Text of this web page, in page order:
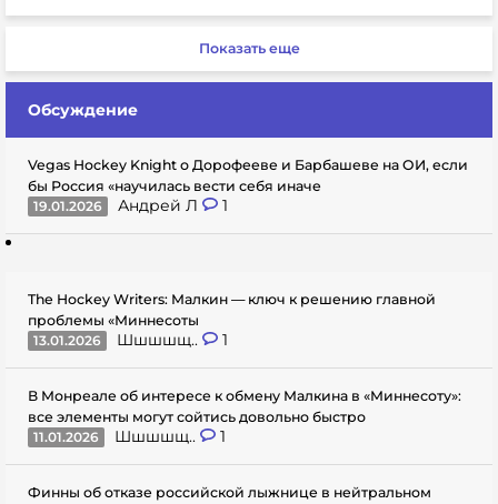
Показать еще
Обсуждение
Vegas Hockey Knight о Дорофееве и Барбашеве на ОИ, если
бы Россия «научилась вести себя иначе
19.01.2026
Андрей Л 1
The Hockey Writers: Малкин — ключ к решению главной
проблемы «Миннесоты
13.01.2026
Шшшшщ.. 1
В Монреале об интересе к обмену Малкина в «Миннесоту»:
все элементы могут сойтись довольно быстро
11.01.2026
Шшшшщ.. 1
Финны об отказе российской лыжнице в нейтральном